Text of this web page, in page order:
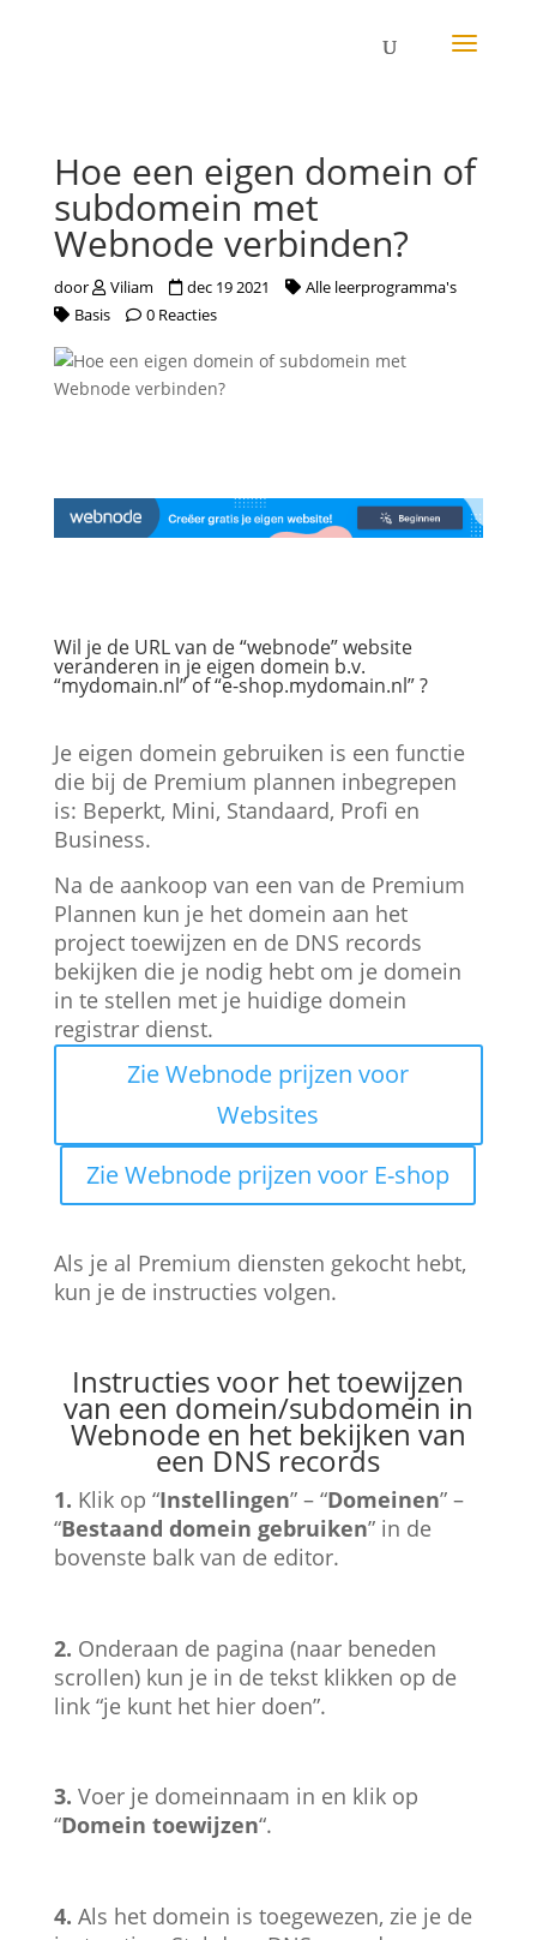
Hoe een eigen domein of
subdomein met
Webnode verbinden?
door Viliam dec 19 2021
Alle leerprogramma's
Basis
0 Reacties
Wil je de URL van de “webnode” website
veranderen in je eigen domein b.v.
“mydomain.nl” of “e-shop.mydomain.nl” ?
Je eigen domein gebruiken is een functie
die bij de Premium plannen inbegrepen
is: Beperkt, Mini, Standaard, Profi en
Business.
Na de aankoop van een van de Premium
Plannen kun je het domein aan het
project toewijzen en de DNS records
bekijken die je nodig hebt om je domein
in te stellen met je huidige domein
registrar dienst.
Zie Webnode prijzen voor
Websites
Zie Webnode prijzen voor E-shop
Als je al Premium diensten gekocht hebt,
kun je de instructies volgen.
Instructies voor het toewijzen
van een domein/subdomein in
Webnodeen het bekijken van
een DNS records
1. Klik op “Instellingen” – “Domeinen” –
“Bestaand domein gebruiken” in de
bovenste balk van de editor.
2. Onderaan de pagina (naar beneden
scrollen) kun je in de tekst klikken op de
link “je kunt het hier doen”.
3. Voer je domeinnaam in en klik op
“Domein toewijzen“.
4. Als het domein is toegewezen, zie je de